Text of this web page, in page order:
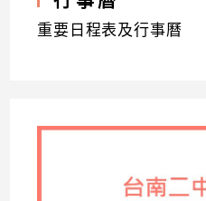
重要日程表及行事曆